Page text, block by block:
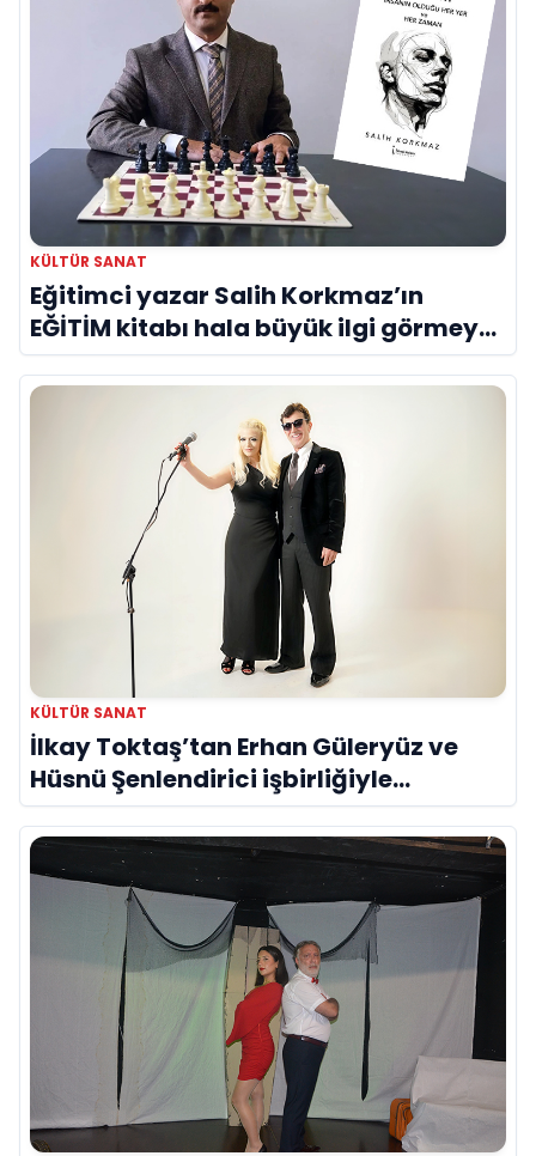
KÜLTÜR SANAT
Eğitimci yazar Salih Korkmaz’ın
EĞİTİM kitabı hala büyük ilgi görmeye
devam ediyor
KÜLTÜR SANAT
İlkay Toktaş’tan Erhan Güleryüz ve
Hüsnü Şenlendirici işbirliğiyle
duygusal bir aşk manifestosu: “Deliler
Gibi”